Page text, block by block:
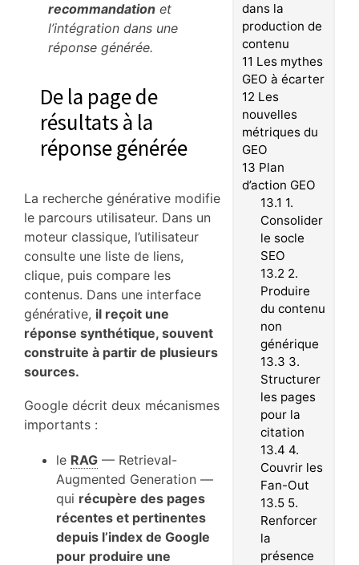
dans la
production de
contenu
11 Les mythes
GEO à écarter
12 Les
nouvelles
métriques du
GEO
13 Plan
d’action GEO
13.1 1.
Consolider
le socle
SEO
13.2 2.
Produire
du contenu
non
générique
13.3 3.
Structurer
les pages
pour la
citation
13.4 4.
Couvrir les
Fan-Out
13.55.
Renforcer
la
présence
recommandation et
l’intégration dans une
réponse générée.
De la page de
résultats à la
réponse générée
La recherche générative modifie
le parcours utilisateur. Dans un
moteur classique, l’utilisateur
consulte une liste de liens,
clique, puis compare les
contenus. Dans une interface
générative, il reçoit une
réponse synthétique, souvent
construite à partir de plusieurs
sources.
Google décrit deux mécanismes
importants :
le RAG — Retrieval-
Augmented Generation —
qui récupère des pages
récentes et pertinentes
depuis l’index de Google
pour produire une